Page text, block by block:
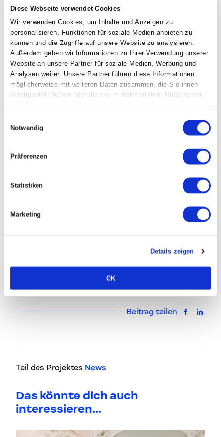
Diese Webseite verwendet Cookies
Wir verwenden Cookies, um Inhalte und Anzeigen zu
personalisieren, Funktionen für soziale Medien anbieten zu
können und die Zugriffe auf unsere Website zu analysieren.
Außerdem geben wir Informationen zu Ihrer Verwendung unserer
Website an unsere Partner für soziale Medien, Werbung und
Analysen weiter. Unsere Partner führen diese Informationen
möglicherweise mit weiteren Daten zusammen, die Sie ihnen
bereitgestellt haben oder die sie im Rahmen Ihrer Nutzung der
Notwendig
Präferenzen
Statistiken
Marketing
Details zeigen
OK
Teil des Projektes News
Kunstsalon
im Wappensaal
Museumstraße 14
4010 Linz
Eröffnung: Fr, 26. Sept. 2014, 19:00 Uhr
Ausstellung: 27. Sept. – 05. Okt.. 2014
Öffnungszeiten: Sam. & Son. 10:00 – 17:00 Uhr
VIENNA DESIGN WEEK 2014
Schleifmühlgasse 13
Eröffnung: Fr, 26. Sept. 2014, 18:00 Uhr
Rundgang mit den DesignerInnen: Fr. 3. Okt. 2014,
Öffnungszeiten: Di. – Fr. 12:00 – 19:00 Uhr & Sam.
Beitrag teilen auf auf
Das könnte dich auch
interessieren...